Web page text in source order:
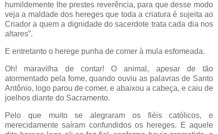
humildemente lhe prestes reverência, para que desse modo
veja a maldade dos hereges que toda a criatura é sujeita ao
Criador a quem a dignidade do sacerdote trata cada dia nos
altares”.
E entretanto o herege punha de comer à mula esfomeada.
Oh! maravilha de contar! O animal, apesar de tão
atormentado pela fome, quando ouviu as palavras de Santo
Antônio, logo parou de comer, e abaixou a cabeça, e caiu de
joelhos diante do Sacramento.
Pelo que muito se alegraram os fiéis católicos, e
merecidamente saíram confundidos os hereges. E aquele